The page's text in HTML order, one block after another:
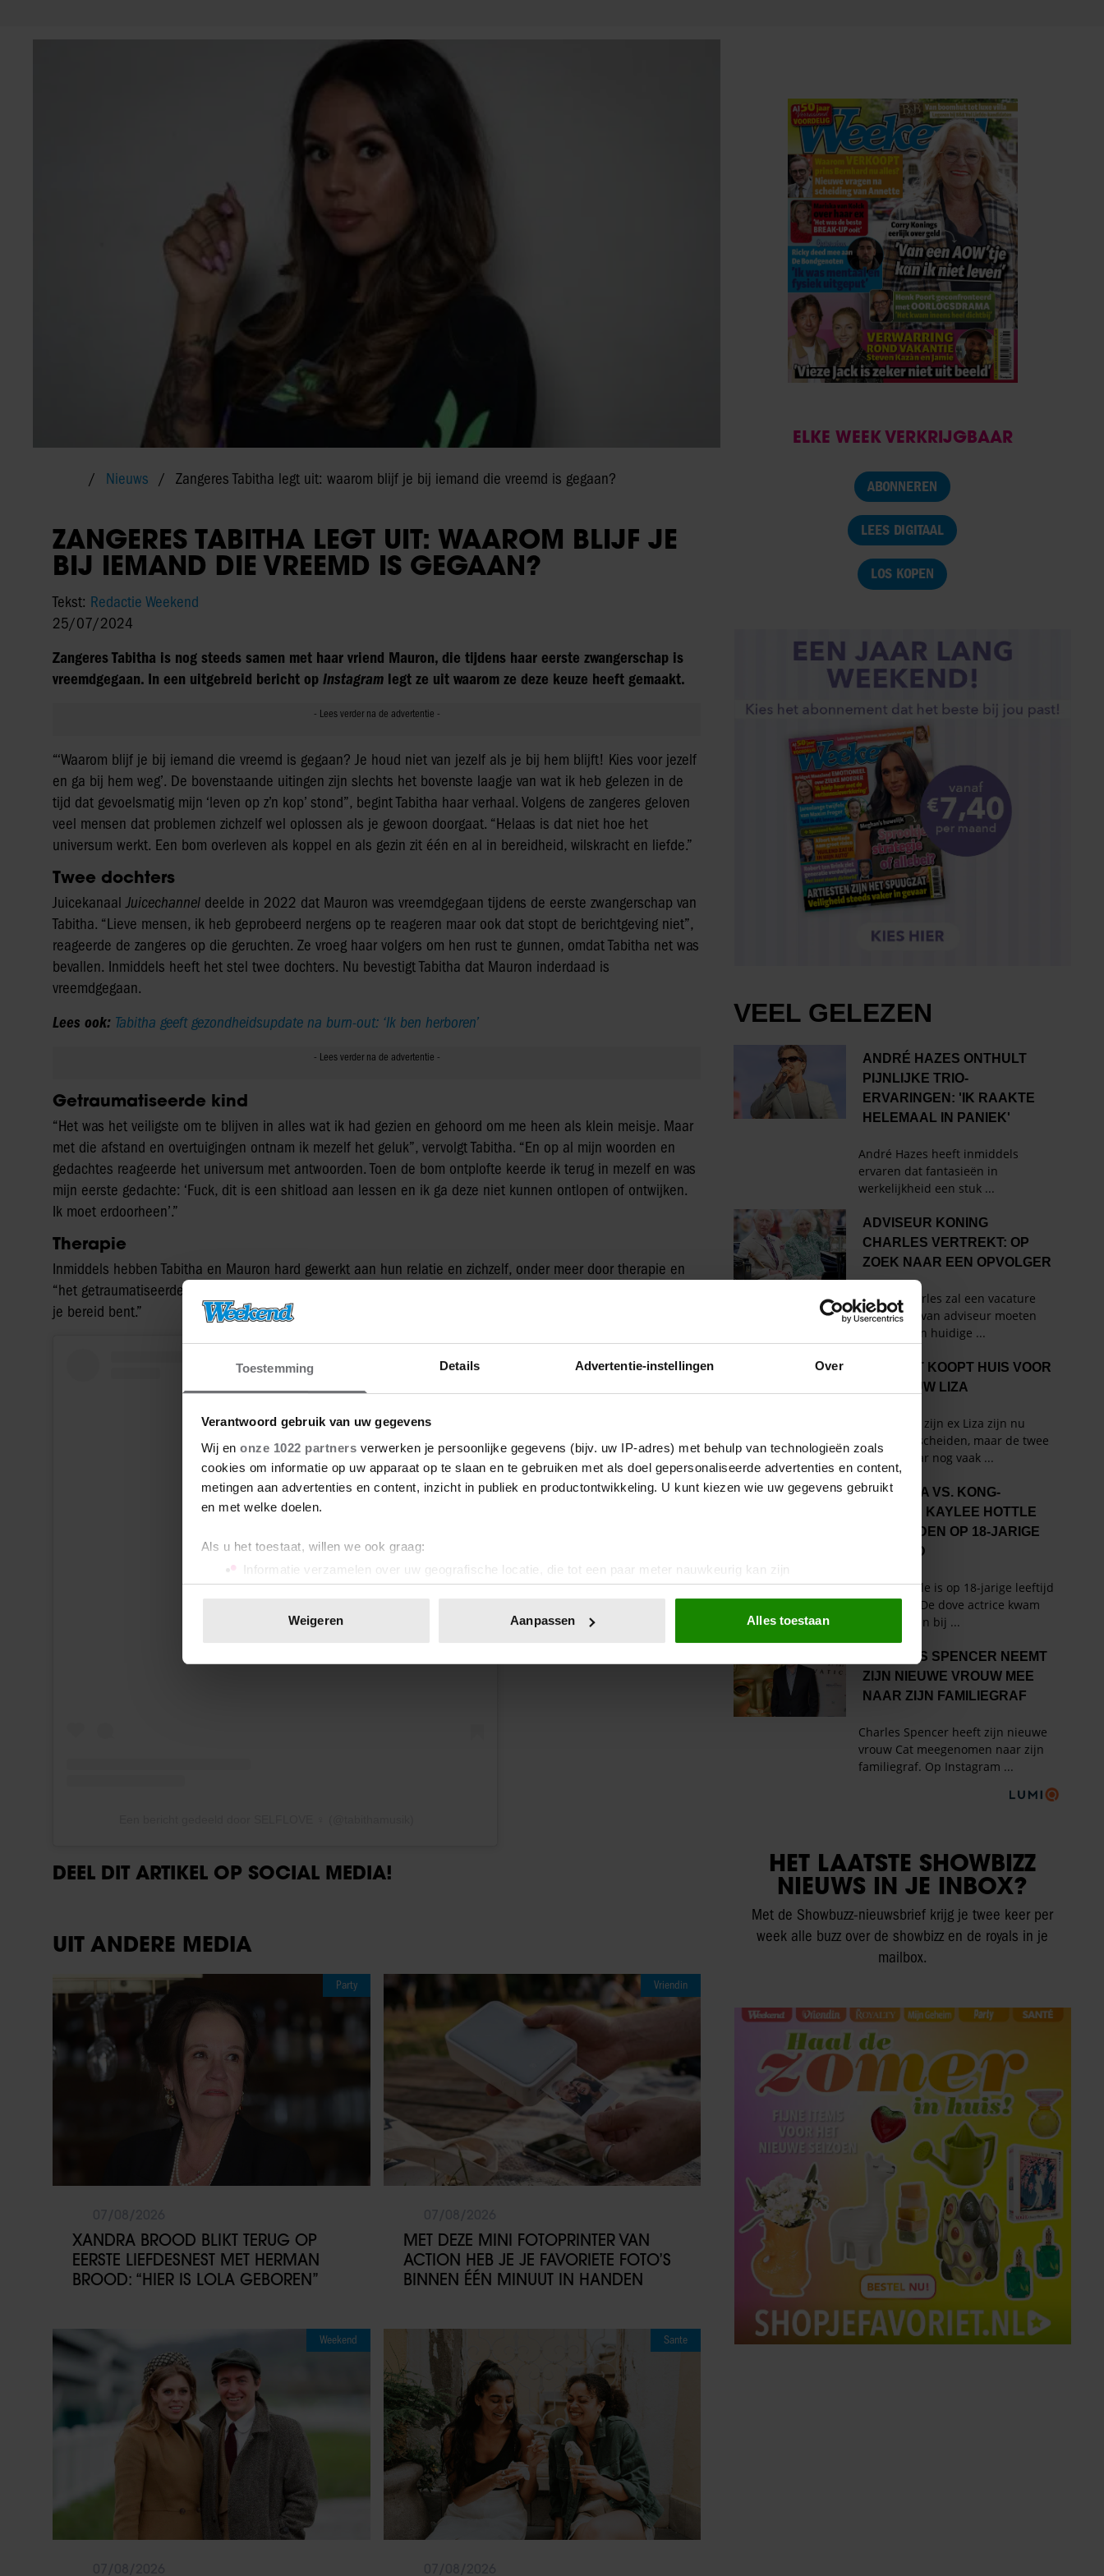
Toestemming Details Advertentie-instellingen Over
Verantwoord gebruik van uw gegevens
Wij en onze 1022 partners verwerken je persoonlijke gegevens (bijv. uw IP-adres) met behulp van technologieën zoals
cookies om informatie op uw apparaat op te slaan en te gebruiken met als doel gepersonaliseerde advertenties en content,
metingen aan advertenties en content, inzicht in publiek en productontwikkeling. U kunt kiezen wie uw gegevens gebruikt
en met welke doelen.
Als u het toestaat, willen we ook graag:
Informatie verzamelen over uw geografische locatie, die tot een paar meter nauwkeurig kan zijn
Uw apparaat identificeren door het actief te scannen op specifieke eigenschappen (fingerprinting)
toestemming op elk moment wijzigen of intrekken in de Cookieverklaring.
We gebruiken cookies om content en advertenties te personaliseren, om functies voor social media te bieden en om ons
websiteverkeer te analyseren. Ook delen we informatie over uw gebruik van onze site met onze partners voor social
media, adverteren en analyse. Deze partners kunnen deze gegevens combineren met andere informatie die u aan ze heeft
verstrekt of die ze hebben verzameld op basis van uw gebruik van hun services. U gaat akkoord met onze cookies als u
Weigeren Aanpassen Alles toestaan
Nieuws Zangeres Tabitha legt uit: waarom blijf je bij iemand die vreemd is gegaan?
ZANGERES TABITHA LEGT UIT: WAAROM BLIJF JE
BIJ IEMAND DIE VREEMD IS GEGAAN?
Tekst: Redactie Weekend
25/07/2024
Zangeres Tabitha is nog steeds samen met haar vriend Mauron, die tijdens haar eerste zwangerschap is
vreemdgegaan. In een uitgebreid bericht op Instagram legt ze uit waarom ze deze keuze heeft gemaakt.
“‘Waarom blijf je bij iemand die vreemd is gegaan? Je houd niet van jezelf als je bij hem blijft! Kies voor jezelf
en ga bij hem weg’. De bovenstaande uitingen zijn slechts het bovenste laagje van wat ik heb gelezen in de
tijd dat gevoelsmatig mijn ‘leven op z’n kop’ stond”, begint Tabitha haar verhaal. Volgens de zangeres geloven
veel mensen dat problemen zichzelf wel oplossen als je gewoon doorgaat. “Helaas is dat niet hoe het
universum werkt. Een bom overleven als koppel en als gezin zit één en al in bereidheid, wilskracht en liefde.”
Twee dochters
JuicekanaalJuicechannel deelde in 2022 dat Mauron was vreemdgegaan tijdens de eerste zwangerschap van
Tabitha. “Lieve mensen, ik heb geprobeerd nergens op te reageren maar ook dat stopt de berichtgeving niet”,
reageerde de zangeres op die geruchten. Ze vroeg haar volgers om hen rust te gunnen, omdat Tabitha net was
bevallen. Inmiddels heeft het stel twee dochters. Nu bevestigt Tabitha dat Mauron inderdaad is
vreemdgegaan.
Lees ook: Tabitha geeft gezondheidsupdate na burn-out: ‘Ik ben herboren’
Getraumatiseerde kind
“Het was het veiligste om te blijven in alles wat ik had gezien en gehoord om me heen als klein meisje. Maar
met die afstand en overtuigingen ontnam ik mezelf het geluk”, vervolgt Tabitha. “En op al mijn woorden en
gedachtes reageerde het universum met antwoorden. Toen de bom ontplofte keerde ik terug in mezelf en was
mijn eerste gedachte: ‘Fuck, dit is een shitload aan lessen en ik ga deze niet kunnen ontlopen of ontwijken.
Ik moet erdoorheen’.”
Therapie
Inmiddels hebben Tabitha en Mauron hard gewerkt aan hun relatie en zichzelf, onder meer door therapie en
“het getraumatiseerde kind in ons” los te laten. “Alles is mogelijk en alles kan zolang je er maar in gelooft en
je bereid bent.”
DEEL DIT ARTIKEL OP SOCIAL MEDIA!
UIT ANDERE MEDIA
Party
XANDRA BROOD BLIKT TERUG OP
EERSTE LIEFDESNEST MET HERMAN
BROOD: “HIER IS LOLA GEBOREN”
Vriendin
MET DEZE MINI FOTOPRINTER VAN
ACTION HEB JE JE FAVORIETE FOTO’S
BINNEN ÉÉN MINUUT IN HANDEN
Weekend Sante
ELKE WEEK VERKRIJGBAAR
ABONNEREN
LEES DIGITAAL
LOS KOPEN
HET LAATSTE SHOWBIZZ
NIEUWS IN JE INBOX?
Met de Showbuzz-nieuwsbrief krijg je twee keer per
week alle buzz over de showbizz en de royals in je
mailbox.